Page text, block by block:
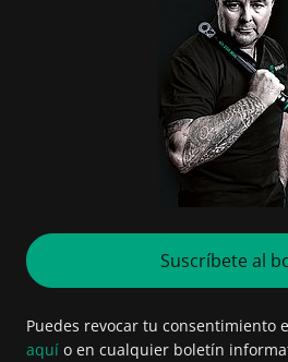
Suscríbete al
Puedes revocar tu consentimiento
aquí o en cualquier boletín